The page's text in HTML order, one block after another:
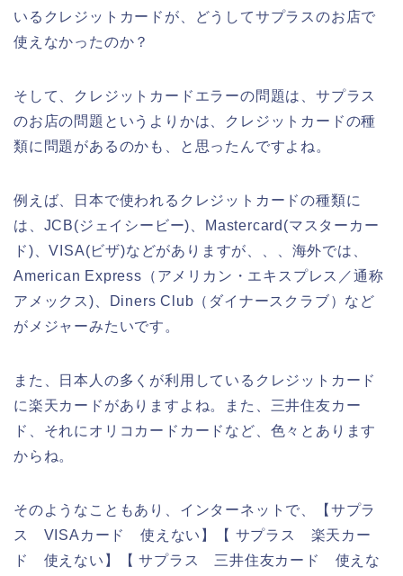
いるクレジットカードが、どうしてサプラスのお店で
使えなかったのか？
そして、クレジットカードエラーの問題は、サプラス
のお店の問題というよりかは、クレジットカードの種
類に問題があるのかも、と思ったんですよね。
例えば、日本で使われるクレジットカードの種類に
は、JCB(ジェイシービー)、Mastercard(マスターカー
ド)、VISA(ビザ)などがありますが、、、海外では、
American Express（アメリカン・エキスプレス／通称
アメックス)、Diners Club（ダイナースクラブ）など
がメジャーみたいです。
また、日本人の多くが利用しているクレジットカード
に楽天カードがありますよね。また、三井住友カー
ド、それにオリコカードカードなど、色々とあります
からね。
そのようなこともあり、インターネットで、【サプラ
ス VISAカード 使えない】【 サプラス 楽天カー
ド 使えない】【 サプラス 三井住友カード 使えな